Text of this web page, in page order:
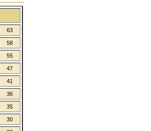
63
58
55
47
41
36
35
30